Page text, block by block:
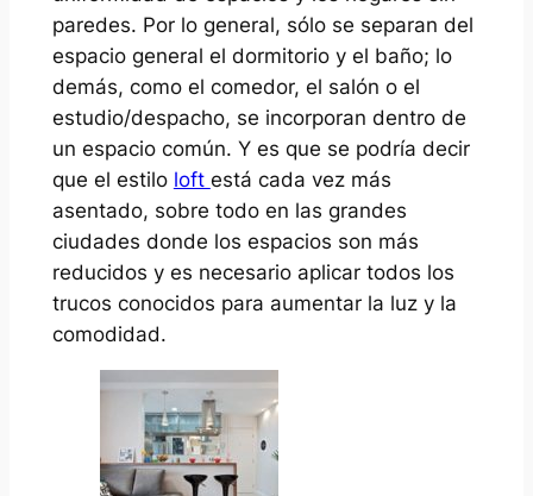
paredes. Por lo general, sólo se separan del
espacio general el dormitorio y el baño; lo
demás, como el comedor, el salón o el
estudio/despacho, se incorporan dentro de
un espacio común. Y es que se podría decir
que el estilo loft está cada vez más
asentado, sobre todo en las grandes
ciudades donde los espacios son más
reducidos y es necesario aplicar todos los
trucos conocidos para aumentar la luz y la
comodidad.